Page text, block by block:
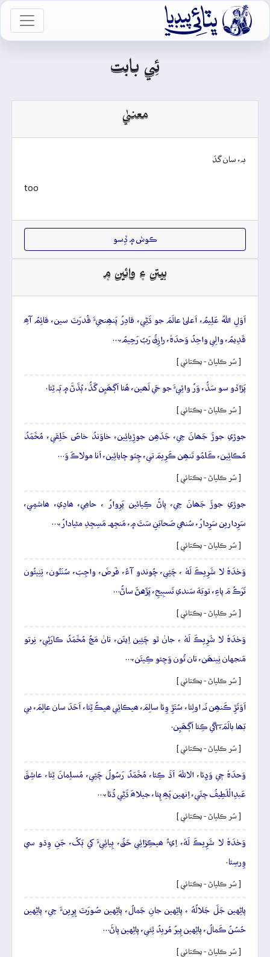

ئِي بابت
معنيٰ
بہ، سان گڏ
too
ڪوش ۾ ڏِسو
بيتن ۽ وائين ۾
اَوَلِ اللهُ عَلِيمُ، اَعلیٰ عالَمَ جو ڌَڻِي، قادِرُ پَنھِنجيءَ قُدرَتَ سين، قائِمُ آھِ
قَدِيمُ، والِي واحِدُ وَحدَہٗ، رازِقُ رَبُ رَحِيمُ،…
[ سُر ڪلياڻ - يڪتائي ]
پَڙاڏو سو سَڏُ، وَرُ وائِيءَ جو جَي لَھين، ھُئا اَڳھَيِن گَڏُ، ٻُڌَڻَ ۾ ٻَہ ٿِئا.
[ سُر ڪلياڻ - يڪتائي ]
جوڙي جوڙَ جَھانَ جِي، جَڏھِن جوڙِيائِين، خاوَندُ خاصُ خَلِقي، مُحَّمَدُ
مُڪائِين، ڪَلمُو تَنھِن ڪَرِيمَ تي، چِٽو چايائِين، اَنا مولاڪَ وَ…
[ سُر ڪلياڻ - يڪتائي ]
جوڙي جوڙَ جَھانَ جِي، پاڻُ ڪِيائين پَرِوارُ ، حامِي، ھادِي، ھاشمِي،
سَرِدارين سَرِدارُ، سُنھي صَحابَنِ سَٿَ ۾، مَنجِهہ مَسِجِدِ مڻيادارُ،…
[ سُر ڪلياڻ - يڪتائي ]
وَحۡدَہٗ لا شَرِيڪَ لَهٗ ، چَئِي، چُوندو آءُ، فَرضَ، واجِبَ، سُنَتُون، تِنِيئُون
تَرَڪُ مَ پاءِ، توبَهَ سَندي تَسبِيحِ، پَڙَهڻَ ساڻُ…
[ سُر ڪلياڻ - يڪتائي ]
وَحۡدَہٗ لا شَرِيڪَ لَهٗ ، جانۡ ٿو چَئِين اِيئَن، تانۡ مَڃُ مُحَّمَدُ ڪارَڻِي، نِرتو
مَنجهان نِينھَن، تان تُون وَڃِئو ڪِيئَن،…
[ سُر ڪلياڻ - يڪتائي ]
اَوَتَڙِ ڪَنھِن نَہ اولِئا، سُتَڙِ وِئا سالِمَ، ھيڪائِي ھيڪُ ٿِئا، اَحَدَ سان عالِمَ، بي
بَھا بالَمَ، آگي ڪِئا اَڳھَيِن.
[ سُر ڪلياڻ - يڪتائي ]
وَحدَہٗ جٖي وَڍِئا، الاللهَ اَڌَ ڪِئا، مُحَّمَدُ رَسُولُ چَئِي، مُسلِمانَ ٿِئا، عاشِقَ
عَبدِالْلَطِيفُ چئَي، اِنهين پَھِ پِئا، جيلاھَ ڌَڻِي ڌُئا،…
[ سُر ڪلياڻ - يڪتائي ]
وَحۡدَہٗ لا شَرِيڪَ لَهٗ، اِيءُ ھيڪِڙائِي حَقُ، ٻِيائِيءَ کي ٻَکُ، جَنِ وِڌو سي
وِرسِئا.
[ سُر ڪلياڻ - يڪتائي ]
پاڻِهين جَلَّ جَلالُهُ ، پاڻِهين جانِ جَمالُ، پاڻِهين صُورَتَ پِرِينءَ جِي، پاڻِهين
حُسُنُ ڪَمالُ، پاڻِهين پِيرُ مُريدُ ٿِئي، پاڻِهين پاڻَ…
[ سُر ڪلياڻ - يڪتائي ]